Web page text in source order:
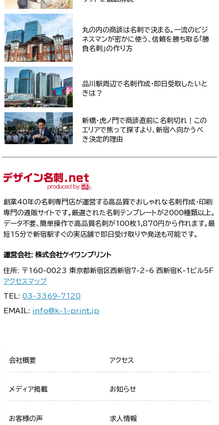
丸の内の商談は名刺で決まる。一流のビジ
ネスマンが密かに使う、信頼を勝ち取る「勝
負名刺」の作り方
品川駅周辺で名刺作成・即日受取したいと
きは？
新橋・虎ノ門で商談直前に名刺切れ！この
エリアで焦って探すより、新宿へ向かうべ
き決定的理由
創業40年の名刺専門店が運営する高品質でおしゃれな名刺作成・印刷
専門の通販サイトです。厳選された名刺テンプレートが2000種類以上。
データ不要、簡単操作で高品質名刺が100枚1,870円から作れます。最
短15分で新宿駅すぐの実店舗で即日受け取りや発送も可能です。
運営会社: 株式会社ケイワンプリント
住所: 〒160-0023 東京都新宿区西新宿7-2-6 西新宿K-1ビル5F
アクセスマップ
TEL:03-3369-7120
EMAIL: info@k-1-print.jp
会社概要 アクセス
メディア掲載 お知らせ
お客様の声 求人情報